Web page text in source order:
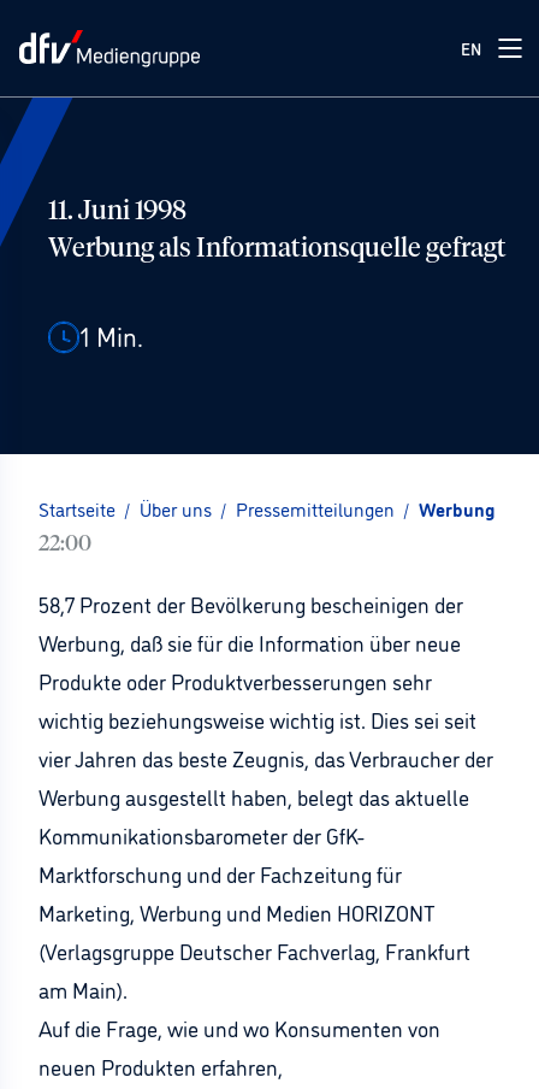
EN
11. Juni 1998
Werbung als Informationsquelle gefragt
1 Min.
Startseite / Über uns / Pressemitteilungen / Werbung als
22:00
58,7 Prozent der Bevölkerung bescheinigen der
Werbung, daß sie für die Information über neue
Produkte oder Produktverbesserungen sehr
wichtig beziehungsweise wichtig ist. Dies sei seit
vier Jahren das beste Zeugnis, das Verbraucher der
Werbung ausgestellt haben, belegt das aktuelle
Kommunikationsbarometer der GfK-
Marktforschung und der Fachzeitung für
Marketing, Werbung und Medien HORIZONT
(Verlagsgruppe Deutscher Fachverlag, Frankfurt
am Main).
Auf die Frage, wie und wo Konsumenten von
neuen Produkten erfahren,